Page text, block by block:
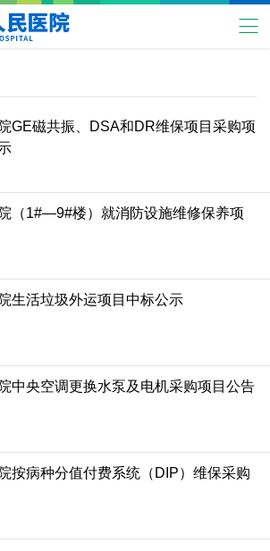
GE磁共振、DSA和DR维保项目采购项
（1#—9#楼）就消防设施维修保养项
生活垃圾外运项目中标公示
中央空调更换水泵及电机采购项目公告
按病种分值付费系统（DIP）维保采购